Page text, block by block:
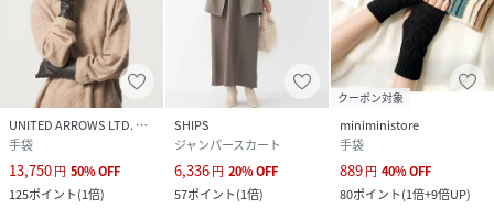
UNITED ARROWS LTD. OUTLET
手袋
13,750円 50%OFF
125ポイント(1倍)
SHIPS
ジャンパースカート
6,336円 20%OFF
57ポイント(1倍)
クーポン対象
miniministore
手袋
889円 40%OFF
80ポイント(1倍+9倍UP)